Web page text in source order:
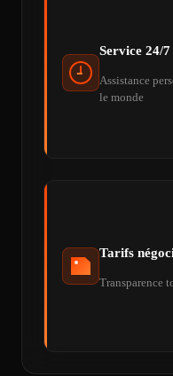
Service 24/
Assistance
le monde
Tarifs
Transparence